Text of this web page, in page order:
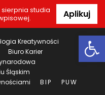
sierpnia studia
Aplikuj
Kreatywności
Biuro Karier
Śląskim
BIP PUW